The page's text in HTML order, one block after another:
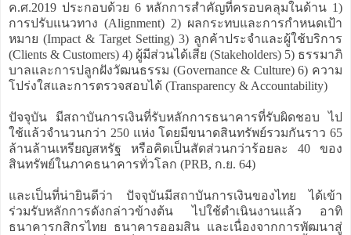
ค.ศ.2019 ประกอบด้วย 6 หลักการสำคัญที่ครอบคลุมในด้าน 1)
การปรับแนวทาง (Alignment) 2) ผลกระทบและการกำหนดเป้า
หมาย (Impact & Target Setting) 3) ลูกค้าประจำและผู้ใช้บริการ
(Clients & Customers) 4) ผู้มีส่วนได้เสีย (Stakeholders) 5) ธรรมาภิ
บาลและการปลูกฝังวัฒนธรรม (Governance & Culture) 6) ความ
โปร่งใสและการตรวจสอบได้ (Transparency & Accountability)
ปัจจุบัน มีสถาบันการเงินที่รับหลักการธนาคารที่รับผิดชอบ ไป
ใช้แล้วจำนวนกว่า 250 แห่ง โดยมีขนาดสินทรัพย์รวมกันราว 65
ล้านล้านเหรียญสหรัฐ หรือคิดเป็นสัดส่วนกว่าร้อยละ 40 ของ
สินทรัพย์ในภาคธนาคารทั่วโลก (PRB, ก.ย. 64)
และเป็นที่น่ายินดีว่า ปัจจุบันมีสถาบันการเงินของไทย ได้เข้า
ร่วมรับหลักการดังกล่าวข้างต้น ไปใช้ดำเนินงานแล้ว อาทิ
ธนาคารกสิกรไทย ธนาคารออมสิน และเนื่องจากการพัฒนาสู่